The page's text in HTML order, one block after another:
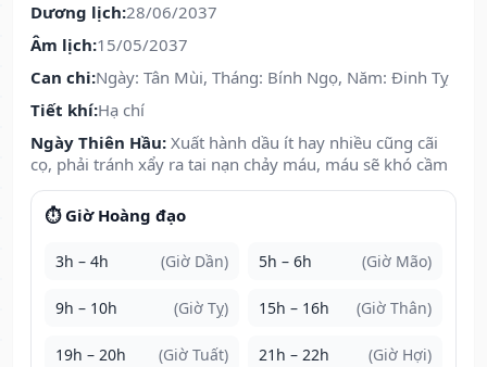
Dương lịch:28/06/2037
Âm lịch:15/05/2037
Can chi:Ngày: Tân Mùi, Tháng: Bính Ngọ, Năm: Đinh Tỵ
Tiết khí:Hạ chí
Ngày Thiên Hầu: Xuất hành dầu ít hay nhiều cũng cãi
cọ, phải tránh xẩy ra tai nạn chảy máu, máu sẽ khó cầm
⏱️ Giờ Hoàng đạo
3h – 4h (Giờ Dần) 5h – 6h (Giờ Mão)
9h – 10h (Giờ Tỵ) 15h – 16h (Giờ Thân)
19h – 20h (Giờ Tuất) 21h – 22h (Giờ Hợi)